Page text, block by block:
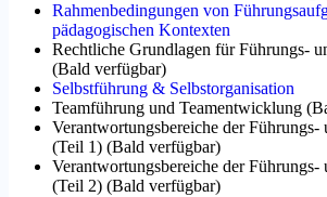
Rahmenbedingungen von
pädagogischen Kontexten
Rechtliche Grundlagen für Führungs-
(Bald verfügbar)
Selbstführung & Selbstorganisation
Teamführung und Teamentwicklung (
Verantwortungsbereiche der
(Teil 1) (Bald verfügbar)
Verantwortungsbereiche der
(Teil 2) (Bald verfügbar)